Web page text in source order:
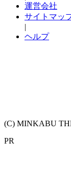
運営会社
サイトマッ
|
ヘルプ
(C) MINKABU
PR